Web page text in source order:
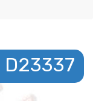
D23337